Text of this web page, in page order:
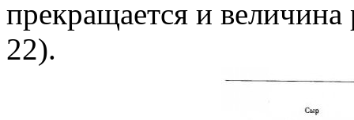
прекращается и
22).